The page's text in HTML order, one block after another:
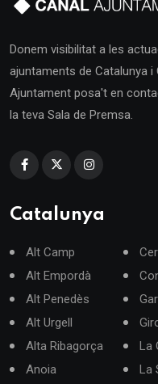
Donem visibilitat a les
ajuntaments de Catalunya
Ajuntament posa't en
la teva Sala de Premsa.
Catalunya
Alt Camp
Alt Empordà
Alt Penedès
Alt Urgell
Alta Ribagorça
Anoia
La
La